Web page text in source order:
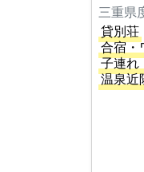
三重県
貸別荘
合宿・
子連れ
温泉近